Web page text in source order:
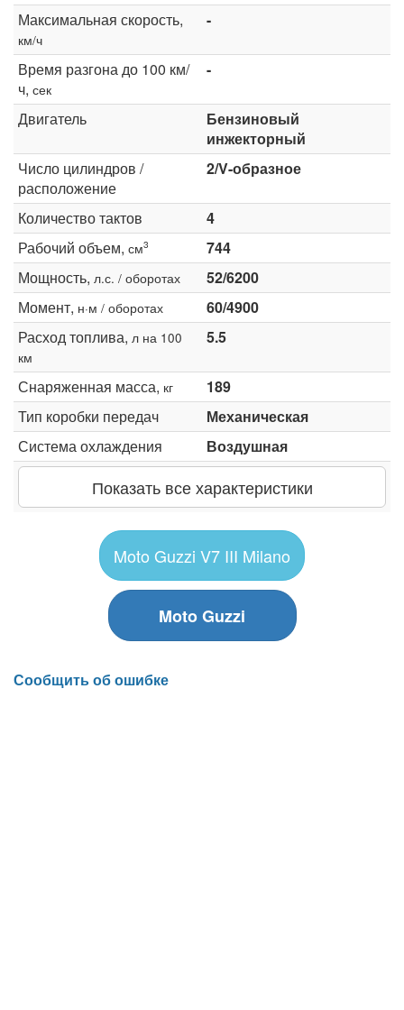
Максимальная скорость,
км/ч
-
Время разгона до 100 км/
ч, сек
-
Двигатель
Бензиновый
инжекторный
Число цилиндров /
расположение
2/V-образное
Количество тактов
4
Рабочий объем, см3
744
Мощность, л.с. / оборотах
52/6200
Момент, н·м / оборотах
60/4900
Расход топлива, л на 100
км
5.5
Снаряженная масса, кг
189
Тип коробки передач
Механическая
Система охлаждения
Воздушная
Показать все характеристики
Moto Guzzi V7 III Milano
Moto Guzzi
Сообщить об ошибке